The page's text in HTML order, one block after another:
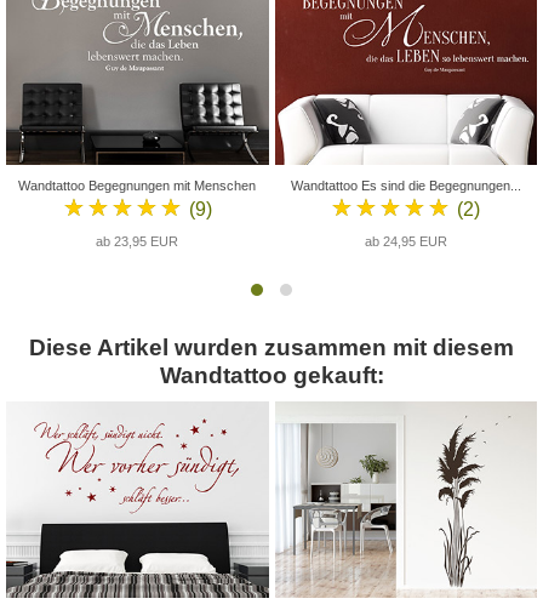
Wandtattoo Begegnungen mit Menschen
★★★★★ (9)
ab 23,95 EUR
Wandtattoo Es sind die Begegnungen...
★★★★★ (2)
ab 24,95 EUR
Diese Artikel wurden zusammen mit diesem
Wandtattoo gekauft: